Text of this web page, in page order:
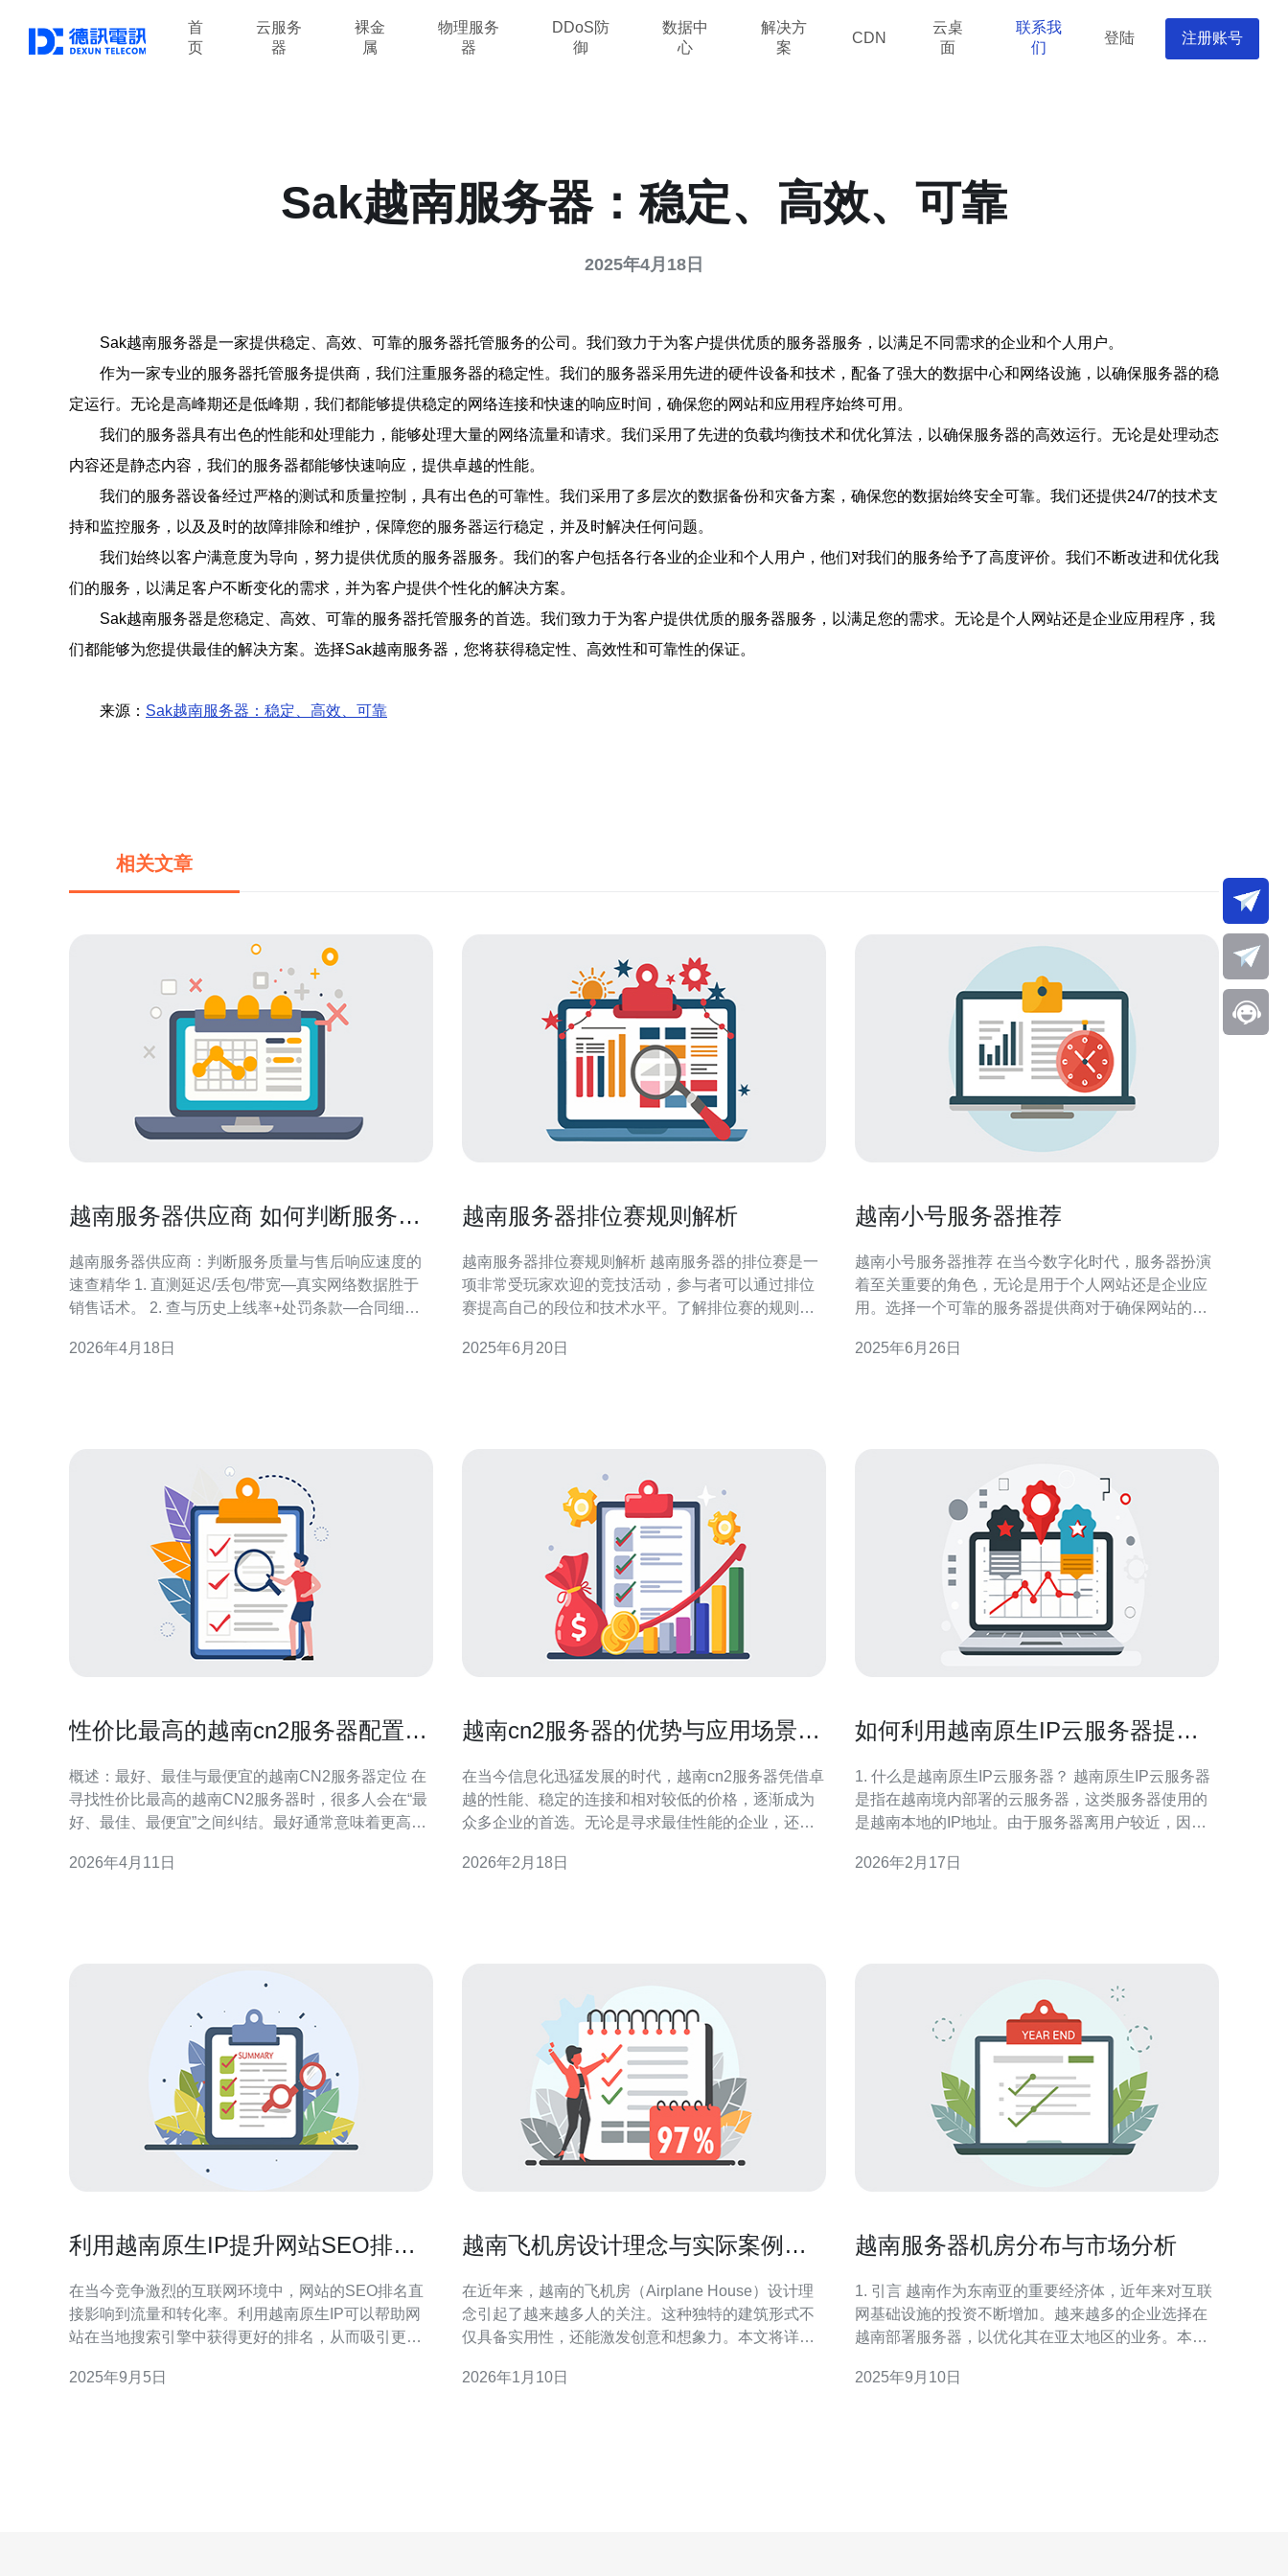
首
页
云服务
器
裸金
属
物理服务
器
DDoS防
御
数据中
心
解决方
案
CDN
云桌
面
联系我
们
登陆 注册账号
Sak越南服务器：稳定、高效、可靠
2025年4月18日
Sak越南服务器是一家提供稳定、高效、可靠的服务器托管服务的公司。我们致力于为客户提供优质的服务器服务，以满足不同需求的企业和个人用户。
作为一家专业的服务器托管服务提供商，我们注重服务器的稳定性。我们的服务器采用先进的硬件设备和技术，配备了强大的数据中心和网络设施，以确保服务器的稳
定运行。无论是高峰期还是低峰期，我们都能够提供稳定的网络连接和快速的响应时间，确保您的网站和应用程序始终可用。
我们的服务器具有出色的性能和处理能力，能够处理大量的网络流量和请求。我们采用了先进的负载均衡技术和优化算法，以确保服务器的高效运行。无论是处理动态
内容还是静态内容，我们的服务器都能够快速响应，提供卓越的性能。
我们的服务器设备经过严格的测试和质量控制，具有出色的可靠性。我们采用了多层次的数据备份和灾备方案，确保您的数据始终安全可靠。我们还提供24/7的技术支
持和监控服务，以及及时的故障排除和维护，保障您的服务器运行稳定，并及时解决任何问题。
我们始终以客户满意度为导向，努力提供优质的服务器服务。我们的客户包括各行各业的企业和个人用户，他们对我们的服务给予了高度评价。我们不断改进和优化我
们的服务，以满足客户不断变化的需求，并为客户提供个性化的解决方案。
Sak越南服务器是您稳定、高效、可靠的服务器托管服务的首选。我们致力于为客户提供优质的服务器服务，以满足您的需求。无论是个人网站还是企业应用程序，我
们都能够为您提供最佳的解决方案。选择Sak越南服务器，您将获得稳定性、高效性和可靠性的保证。
来源： Sak越南服务器：稳定、高效、可靠
相关文章
越南服务器供应商 如何判断服务质
越南服务器供应商：判断服务质量与售后响应速度的
速查精华 1. 直测延迟/丢包/带宽—真实网络数据胜于
销售话术。 2. 查与历史上线率+处罚条款—合同细节
话、工单、紧急升级是否到位。 在选择越南服务器
2026年4月18日
越南服务器排位赛规则解析
越南服务器排位赛规则解析 越南服务器的排位赛是一
项非常受玩家欢迎的竞技活动，参与者可以通过排位
赛提高自己的段位和技术水平。了解排位赛的规则对
的规则进行详细解析。 在越南服务器的排位赛中，玩
2025年6月20日
越南小号服务器推荐
越南小号服务器推荐 在当今数字化时代，服务器扮演
着至关重要的角色，无论是用于个人网站还是企业应
用。选择一个可靠的服务器提供商对于确保网站的稳
提供商，但如何选择最适合自己的呢？本文将为您推
2025年6月26日
性价比最高的越南cn2服务器配置推
概述：最好、最佳与最便宜的越南CN2服务器定位 在
寻找性价比最高的越南CN2服务器时，很多人会在“最
好、最佳、最便宜”之间纠结。最好通常意味着更高的
用的平衡；最便宜则侧重最低成本满足基本访问需
2026年4月11日
越南cn2服务器的优势与应用场景探
在当今信息化迅猛发展的时代，越南cn2服务器凭借卓
越的性能、稳定的连接和相对较低的价格，逐渐成为
众多企业的首选。无论是寻求最佳性能的企业，还是
cn2服务器都能满足不同需求。通过本文，我们将深入
2026年2月18日
如何利用越南原生IP云服务器提升
1. 什么是越南原生IP云服务器？ 越南原生IP云服务器
是指在越南境内部署的云服务器，这类服务器使用的
是越南本地的IP地址。由于服务器离用户较近，因此
速度。 2. 为什么选择越南原生IP云服务器？ 选择越南
2026年2月17日
利用越南原生IP提升网站SEO排名
在当今竞争激烈的互联网环境中，网站的SEO排名直
接影响到流量和转化率。利用越南原生IP可以帮助网
站在当地搜索引擎中获得更好的排名，从而吸引更多
机和域名等技术手段，结合德讯电讯的优质服务，提
2025年9月5日
越南飞机房设计理念与实际案例分
在近年来，越南的飞机房（Airplane House）设计理
念引起了越来越多人的关注。这种独特的建筑形式不
仅具备实用性，还能激发创意和想象力。本文将详细
设计步骤，帮助有兴趣的设计师和爱好者更好地理解
2026年1月10日
越南服务器机房分布与市场分析
1. 引言 越南作为东南亚的重要经济体，近年来对互联
网基础设施的投资不断增加。越来越多的企业选择在
越南部署服务器，以优化其在亚太地区的业务。本文
析，为有意向在越南开展业务的企业提供实用的参考
2025年9月10日